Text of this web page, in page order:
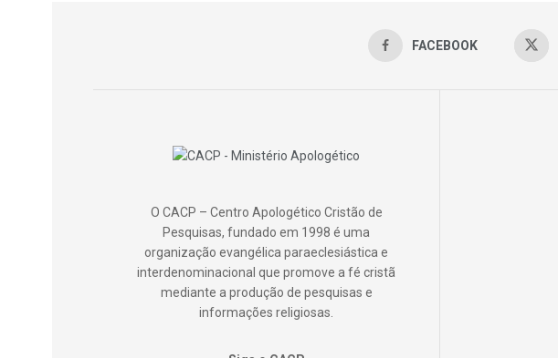
FACEBOOK
O CACP – Centro Apologético Cristão de
Pesquisas, fundado em 1998 é uma
organização evangélica paraeclesiástica e
interdenominacional que promove a fé cristã
mediante a produção de pesquisas e
informações religiosas.